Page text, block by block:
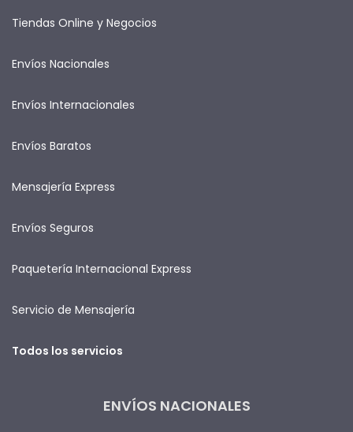
Tiendas Online y Negocios
Envíos Nacionales
Envíos Internacionales
Envíos Baratos
Mensajería Express
Envíos Seguros
Paquetería Internacional Express
Servicio de Mensajería
Todos los servicios
ENVÍOS NACIONALES